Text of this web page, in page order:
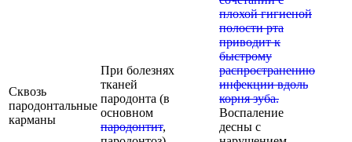
Сквозь
пародонтальные
карманы
При болезнях
тканей
пародонта (в
основном
пародонтит,
Воспаление
десны с